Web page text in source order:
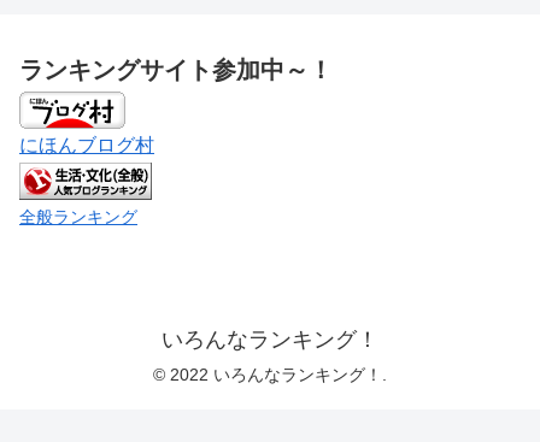
ランキングサイト参加中～！
にほんブログ村
全般ランキング
いろんなランキング！
© 2022 いろんなランキング！.